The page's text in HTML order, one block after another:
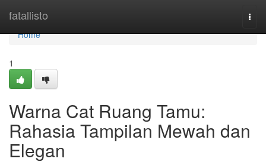
fatallisto
Home
Home
1
Warna Cat Ruang Tamu:
Rahasia Tampilan Mewah dan
Elegan